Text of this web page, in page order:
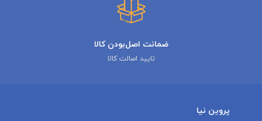
ضمانت اصل‌بودن کالا
تایید اصالت کالا
پروین نیا